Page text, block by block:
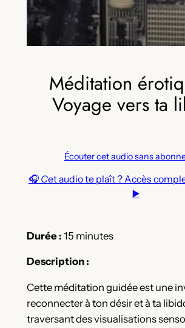
Méditation
Voyage vers ta
Écouter cet audio sans
🎧 Cet audio te plaît ? Accès
▶️
Durée : 15 minutes
Description :
Cette méditation guidée est une
reconnecter à ton désir et à ta
traversant des visualisations